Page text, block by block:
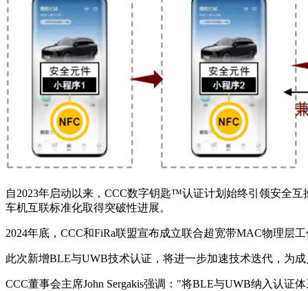
自2023年启动以来，CCC数字钥匙™认证计划始终引领安全
车机互联标准化取得突破性进展。
2024年底，CCC和FiRa联盟宣布成立联合超宽带MAC物理层
此次新增BLE与UWB技术认证，将进一步加速技术迭代，为
CCC董事会主席John Sergakis强调："将BLE与UWB纳入认